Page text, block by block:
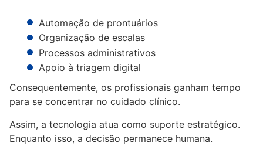
Automação de prontuários
Organização de escalas
Processos administrativos
Apoio à triagem digital
Consequentemente, os profissionais ganham tempo
para se concentrar no cuidado clínico.
Assim, a tecnologia atua como suporte estratégico.
Enquanto isso, a decisão permanece humana.